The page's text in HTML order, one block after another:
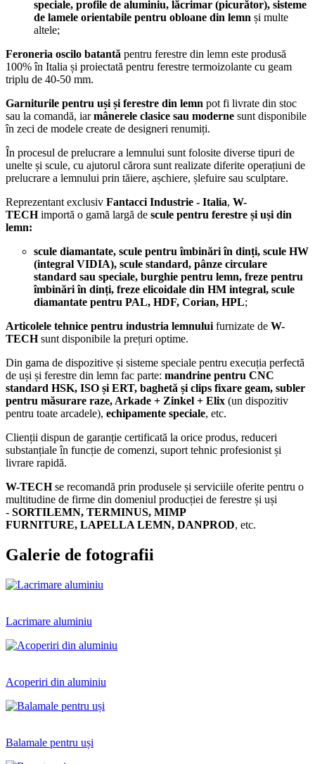
speciale, profile de aluminiu, lăcrimar (picurător), sisteme
de lamele orientabile pentru obloane din lemn și multe
altele;
Feroneria oscilo batantă pentru ferestre din lemn este produsă
100% în Italia și proiectată pentru ferestre termoizolante cu geam
triplu de 40-50 mm.
Garniturile pentru uși și ferestre din lemn pot fi livrate din stoc
sau la comandă, iarmânerele clasice sau moderne sunt disponibile
în zeci de modele create de designeri renumiți.
În procesul de prelucrare a lemnului sunt folosite diverse tipuri de
unelte și scule, cu ajutorul cărora sunt realizate diferite operațiuni de
prelucrare a lemnului prin tăiere, așchiere, șlefuire sau sculptare.
Reprezentant exclusiv Fantacci Industrie - Italia, W-
TECH importă o gamă largă de scule pentru ferestre și uși din
lemn:
scule diamantate, scule pentru îmbinări în dinți, scule HW
(integral VIDIA), scule standard, pânze circulare
standard sau speciale, burghie pentru lemn, freze pentru
îmbinări în dinți, freze elicoidale din HM integral, scule
diamantate pentru PAL, HDF, Corian, HPL;
Articolele tehnice pentru industria lemnului furnizate de W-
TECHsunt disponibile la prețuri optime.
Din gama de dispozitive și sisteme speciale pentru execuția perfectă
de uși și ferestre din lemn fac parte: mandrine pentru CNC
standard HSK, ISO și ERT, baghetă și clips fixare geam, subler
pentru măsurare raze, Arkade + Zinkel + Elix (un dispozitiv
pentru toate arcadele), echipamente speciale, etc.
Clienții dispun de garanție certificată la orice produs, reduceri
substanțiale în funcție de comenzi, suport tehnic profesionist și
livrare rapidă.
W-TECHse recomandă prin produsele și serviciile oferite pentru o
multitudine de firme din domeniul producției de ferestre și uși
- SORTILEMN, TERMINUS, MIMP
FURNITURE, LAPELLA LEMN, DANPROD, etc.
Galerie de fotografii
Lacrimare aluminiu
Acoperiri din aluminiu
Balamale pentru uși